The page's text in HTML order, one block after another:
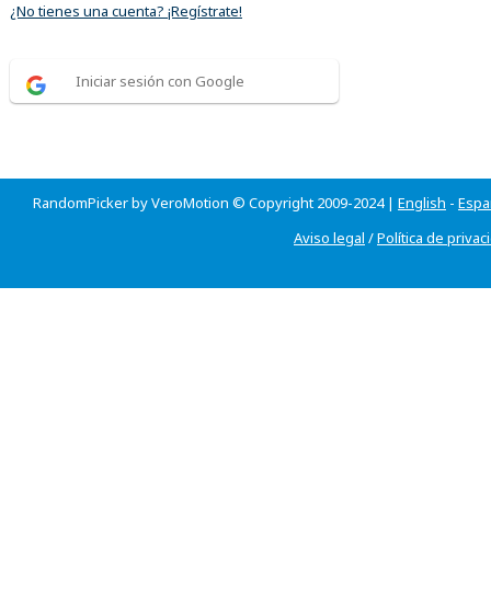
¿No tienes una cuenta? ¡Regístrate!
Iniciar sesión con Google
RandomPicker by VeroMotion © Copyright 2009-2024 | English -
Aviso legal /Política de